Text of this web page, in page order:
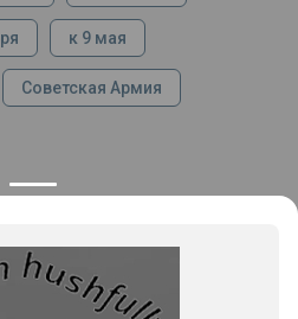
к 9 мая
Советская Армия
ПРОДУКЦИЯ